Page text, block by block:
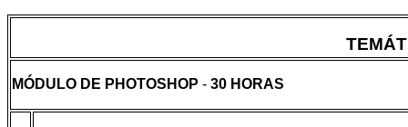
MÓDULO DE PHOTOSHOP -30 HORAS